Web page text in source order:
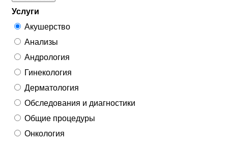
Услуги
Акушерство
Анализы
Андрология
Гинекология
Дерматология
Обследования и диагностики
Общие процедуры
Онкология